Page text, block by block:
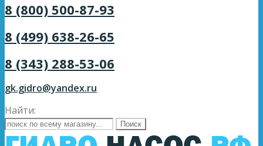
8 (800) 500-87-93
8 (499) 638-26-65
8 (343) 288-53-06
gk.gidro@yandex.ru
Найти: